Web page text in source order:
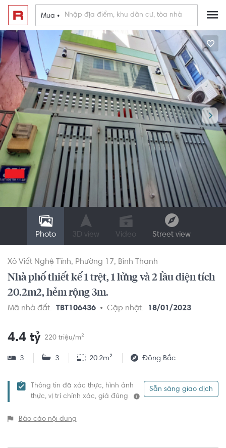
Mua •
Photo 3D view Video Street view
Xô Viết Nghệ Tĩnh Phường 17 Bình Thạnh
Nhà phố thiết kế 1 trệt, 1 lửng và 2 lầu diện tích
20.2m2, hẻm rộng 3m.
Mã nhà đất: TBT106436 Cập nhật: 18/01/2023
4.4 tỷ 220 triệu/m²
3 3 20.2m² Đông Bắc
Thông tin đã xác thực, hình ảnh
thực, vị trí chính xác, giá đúng
Sẵn sàng giao dịch
Báo cáo nội dung